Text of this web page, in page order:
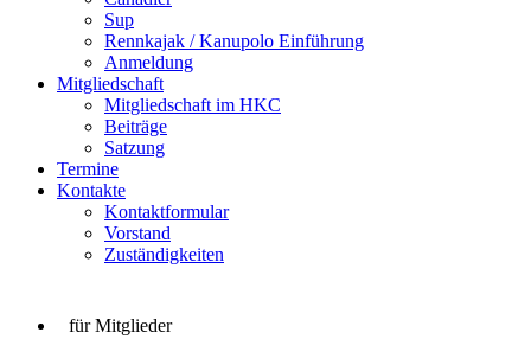
Sup
Rennkajak / Kanupolo Einführung
Anmeldung
Mitgliedschaft
Mitgliedschaft im HKC
Beiträge
Satzung
Termine
Kontakte
Kontaktformular
Vorstand
Zuständigkeiten
für Mitglieder